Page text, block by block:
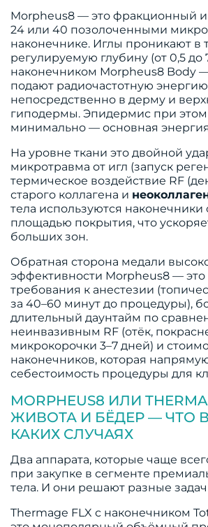
Morpheus8 — это фракционный
24 или 40 позолоченными
наконечнике. Иглы проникают в
регулируемую глубину (от 0,5 до
наконечником Morpheus8 Body
подают радиочастотную энергию
непосредственно в дерму и
гиподермы. Эпидермис при
минимально — основная энергия
На уровне ткани это двойной
микротравма от игл (запуск
термическое воздействие RF
старого коллагена и
тела используются наконечники
площадью покрытия, что
больших зон.
Обратная сторона медали
эффективности Morpheus8 —
требования к анестезии
за 40–60 минут до процедуры),
длительный даунтайм по
неинвазивным RF (отёк,
микрокорочки 3–7 дней) и
наконечников, которая
себестоимость процедуры для
MORPHEUS8 ИЛИ
ЖИВОТА И БЁДЕР — ЧТО
КАКИХ СЛУЧАЯХ
Два аппарата, которые чаще
при закупке в сегменте
тела. И они решают разные
Thermage FLX с наконечником